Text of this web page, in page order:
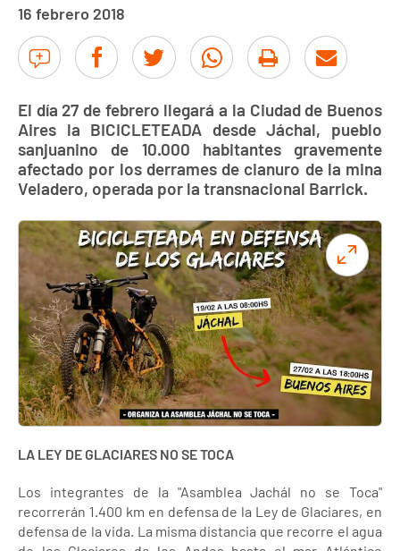
16 febrero 2018
El día 27 de febrero llegará a la Ciudad de Buenos
Aires la BICICLETEADA desde Jáchal, pueblo
sanjuanino de 10.000 habitantes gravemente
afectado por los derrames de cianuro de la mina
Veladero, operada por la transnacional Barrick.
LA LEY DE GLACIARES NO SE TOCA
Los integrantes de la "Asamblea Jachál no se Toca"
recorrerán 1.400 km en defensa de la Ley de Glaciares, en
defensa de la vida. La misma distancia que recorre el agua